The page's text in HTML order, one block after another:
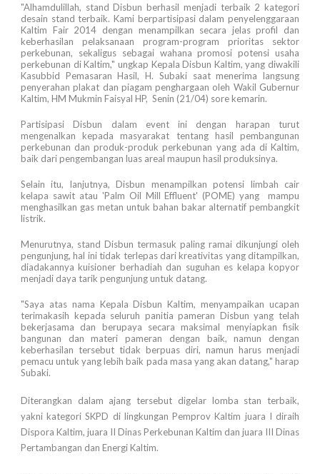
"Alhamdulillah, stand Disbun berhasil menjadi terbaik 2 kategori
desain stand terbaik. Kami berpartisipasi dalam penyelenggaraan
Kaltim Fair 2014 dengan menampilkan secara jelas profil dan
keberhasilan pelaksanaan program-program prioritas sektor
perkebunan, sekaligus sebagai wahana promosi potensi usaha
perkebunan di Kaltim," ungkap Kepala Disbun Kaltim, yang diwakili
Kasubbid Pemasaran Hasil, H. Subaki saat menerima langsung
penyerahan plakat dan piagam penghargaan oleh Wakil Gubernur
Kaltim, HM Mukmin Faisyal HP, Senin (21/04) sore kemarin.
Partisipasi Disbun dalam event ini dengan harapan turut
mengenalkan kepada masyarakat tentang hasil pembangunan
perkebunan dan produk-produk perkebunan yang ada di Kaltim,
baik dari pengembangan luas areal maupun hasil produksinya.
Selain itu, lanjutnya, Disbun menampilkan potensi limbah cair
kelapa sawit atau 'Palm Oil Mill Effluent' (POME) yang mampu
menghasilkan gas metan untuk bahan bakar alternatif pembangkit
listrik.
Menurutnya, stand Disbun termasuk paling ramai dikunjungi oleh
pengunjung, hal ini tidak terlepas dari kreativitas yang ditampilkan,
diadakannya kuisioner berhadiah dan suguhan es kelapa kopyor
menjadi daya tarik pengunjung untuk datang.
"Saya atas nama Kepala Disbun Kaltim, menyampaikan ucapan
terimakasih kepada seluruh panitia pameran Disbun yang telah
bekerjasama dan berupaya secara maksimal menyiapkan fisik
bangunan dan materi pameran dengan baik, namun dengan
keberhasilan tersebut tidak berpuas diri, namun harus menjadi
pemacu untuk yang lebih baik pada masa yang akan datang," harap
Subaki.
Diterangkan dalam ajang tersebut digelar lomba stan terbaik,
yakni kategori SKPD di lingkungan Pemprov Kaltim juara I diraih
Dispora Kaltim, juara II Dinas Perkebunan Kaltim dan juara III Dinas
Pertambangan dan Energi Kaltim.